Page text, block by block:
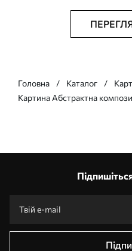
Головна Каталог
Картина Абстрактна